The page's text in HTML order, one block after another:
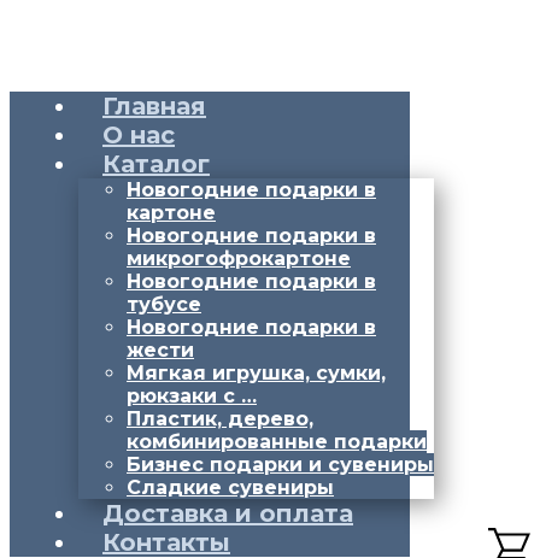
Главная
О нас
Каталог
Новогодние подарки в
картоне
Новогодние подарки в
микрогофрокартоне
Новогодние подарки в
тубусе
Новогодние подарки в
жести
Мягкая игрушка, сумки,
рюкзаки с …
Пластик, дерево,
комбинированные подарки
Бизнес подарки и сувениры
Сладкие сувениры
Доставка и оплата
Контакты